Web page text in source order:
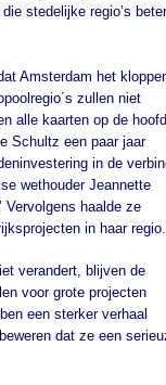
stedelijke regio’s
Amsterdam het
zullen niet
alle kaarten op de
Schultz een paar jaar
in de
wethouder Jeannette
Vervolgens haalde ze
in haar regio.
verandert, blijven de
voor grote projecten
een sterker verhaal
dat ze een